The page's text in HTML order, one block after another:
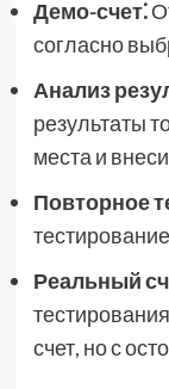
Демо-счет⁚
согласно
Анализ
результаты
места и
Повторное
Реальный
счет, но с